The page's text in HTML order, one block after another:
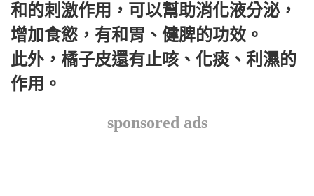
和的刺激作用，可以幫助消化液分泌，
增加食慾，有和胃、健脾的功效。
此外，橘子皮還有止咳、化痰、利濕的
作用。
sponsored ads